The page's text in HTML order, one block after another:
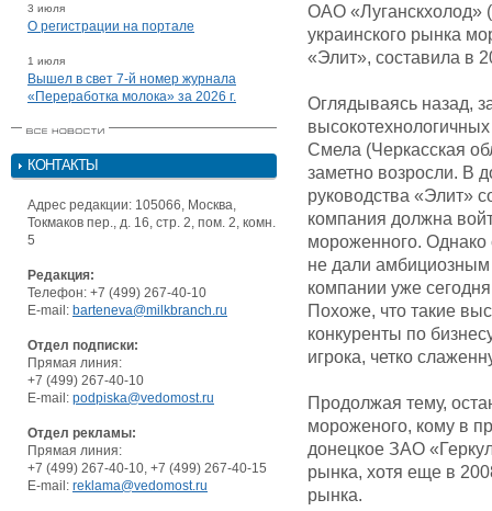
3 июля
О регистрации на портале
1 июля
Вышел в свет 7-й номер журнала
«Переработка молока» за 2026 г.
КОНТАКТЫ
Адрес редакции: 105066, Москва,
Токмаков пер., д. 16, стр. 2, пом. 2, комн.
5
Редакция:
Телефон: +7 (499) 267-40-10
E-mail: barteneva@milkbranch.ru
Отдел подписки:
Прямая линия:
+7 (499) 267-40-10
E-mail: podpiska@vedomost.ru
Отдел рекламы:
Прямая линия:
+7 (499) 267-40-10, +7 (499) 267-40-15
E-mail: reklama@vedomost.ru
ОАО «Луганскхолод»
украинского рынка
«Элит», составила в
Оглядываясь назад,
Смела (Черкасская
заметно возросли. В
руководства «Элит»
компания должна
мороженного. Однако
не дали
компании уже
Похоже, что такие
конкуренты по
игрока, четко
Продолжая тему,
мороженого, кому в
донецкое ЗАО
рынка, хотя еще в
рынка.